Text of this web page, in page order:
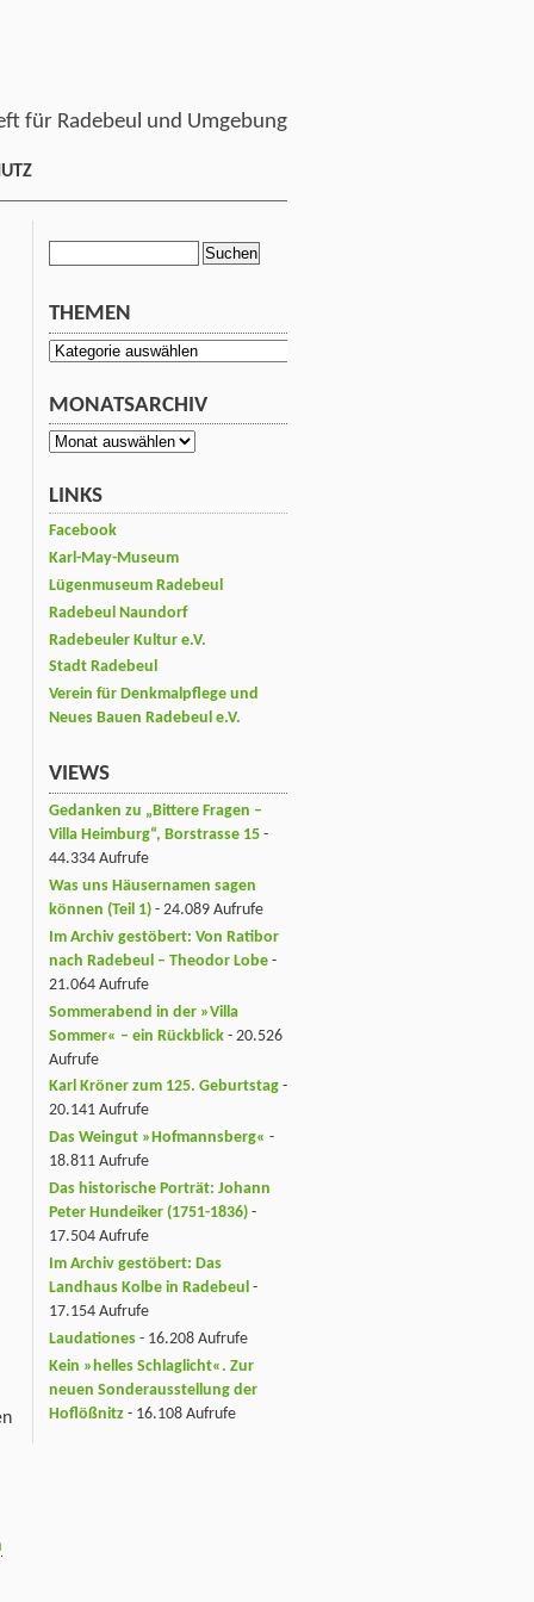
für Radebeul und Umgebung
THEMEN
Themen
MONATSARCHIV
Monatsarchiv
LINKS
Facebook
Karl-May-Museum
Lügenmuseum Radebeul
Radebeul Naundorf
Radebeuler Kultur e.V.
Stadt Radebeul
Verein für Denkmalpflege und
Neues Bauen Radebeul e.V.
VIEWS
Gedanken zu „Bittere Fragen –
Villa Heimburg“, Borstrasse 15 -
44.334 Aufrufe
Was uns Häusernamen sagen
können (Teil 1) - 24.089 Aufrufe
Im Archiv gestöbert: Von Ratibor
nach Radebeul – Theodor Lobe -
21.064 Aufrufe
Sommerabend in der »Villa
Sommer« – ein Rückblick - 20.526
Aufrufe
Karl Kröner zum 125. Geburtstag -
20.141 Aufrufe
Das Weingut »Hofmannsberg« -
18.811 Aufrufe
Das historische Porträt: Johann
Peter Hundeiker (1751-1836) -
17.504 Aufrufe
Im Archiv gestöbert: Das
Landhaus Kolbe in Radebeul -
17.154 Aufrufe
Laudationes - 16.208 Aufrufe
Kein »helles Schlaglicht«. Zur
neuen Sonderausstellung der
Hoflößnitz - 16.108 Aufrufe